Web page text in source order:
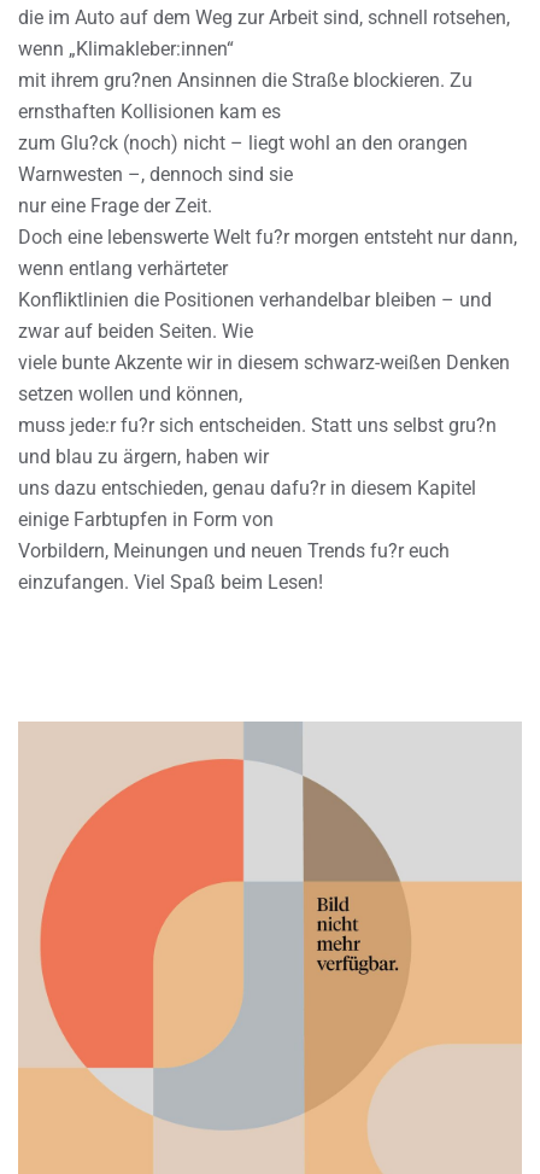
die im Auto auf dem Weg zur Arbeit sind, schnell rotsehen,
wenn „Klimakleber:innen“
mit ihrem gru?nen Ansinnen die Straße blockieren. Zu
ernsthaften Kollisionen kam es
zum Glu?ck (noch) nicht – liegt wohl an den orangen
Warnwesten –, dennoch sind sie
nur eine Frage der Zeit.
Doch eine lebenswerte Welt fu?r morgen entsteht nur dann,
wenn entlang verhärteter
Konfliktlinien die Positionen verhandelbar bleiben – und
zwar auf beiden Seiten. Wie
viele bunte Akzente wir in diesem schwarz-weißen Denken
setzen wollen und können,
muss jede:r fu?r sich entscheiden. Statt uns selbst gru?n
und blau zu ärgern, haben wir
uns dazu entschieden, genau dafu?r in diesem Kapitel
einige Farbtupfen in Form von
Vorbildern, Meinungen und neuen Trends fu?r euch
einzufangen. Viel Spaß beim Lesen!